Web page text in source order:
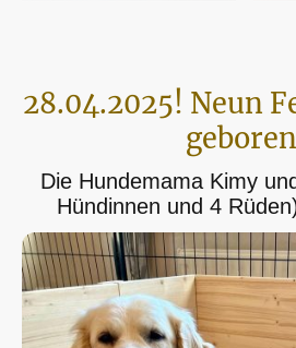
28.04.2025! Neun
Die Hundemama Kimy
Hündinnen und 4